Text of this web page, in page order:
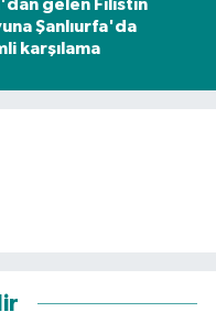
gelen Filistin
Şanlıurfa'da
karşılama